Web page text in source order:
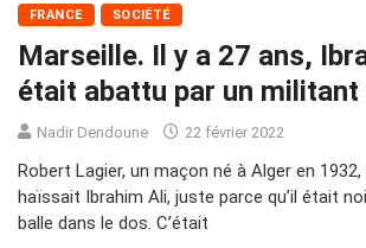
FRANCE SOCIÉTÉ
Marseille. Il y a 27 ans,
était abattu par un militant
Nadir Dendoune 22 février 2022
Robert Lagier, un maçon né à Alger en 1932,
haïssait Ibrahim Ali, juste parce qu’il était
balle dans le dos. C’était